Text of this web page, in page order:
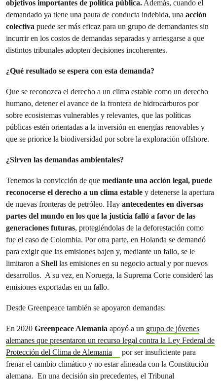
objetivos importantes de política pública.Además, cuando el
demandado ya tiene una pauta de conducta indebida, una acción
colectiva puede ser más eficaz para un grupo de demandantes sin
incurrir en los costos de demandas separadas y arriesgarse a que
distintos tribunales adopten decisiones incoherentes.
¿Qué resultado se espera con esta demanda?
Que se reconozca el derecho a un clima estable como un derecho
humano, detener el avance de la frontera de hidrocarburos por
sobre ecosistemas vulnerables y relevantes, que las políticas
públicas estén orientadas a la inversión en energías renovables y
que se priorice la biodiversidad por sobre la exploración offshore.
¿Sirven las demandas ambientales?
Tenemos la convicción de que mediante una acción legal, puede
reconocerse el derecho a un clima estable y detenerse la apertura
de nuevas fronteras de petróleo. Hay antecedentes en diversas
partes del mundo en los que la justicia falló a favor de las
generaciones futuras, protegiéndolas de la deforestación como
fue el caso de Colombia. Por otra parte, en Holanda se demandó
para exigir que las emisiones bajen y, mediante un fallo, se le
limitaron a Shell las emisiones en su negocio actual y por nuevos
desarrollos. A su vez, en Noruega, la Suprema Corte consideró las
emisiones exportadas en un fallo.
Desde Greenpeace también se apoyaron demandas:
En 2020 Greenpeace Alemania apoyó a un grupo de jóvenes
alemanes que presentaron un recurso legal contra la Ley Federal de
Protección del Clima de Alemania
por ser insuficiente para
frenar el cambio climático y no estar alineada con la Constitución
alemana. En una decisión sin precedentes, el Tribunal